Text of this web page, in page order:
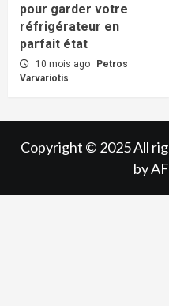
pour garder votre
réfrigérateur en
parfait état
10 mois ago
Petros
Varvariotis
Copyright © 2025 All
by